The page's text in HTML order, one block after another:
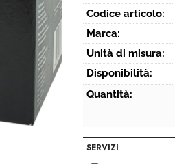
Codice articolo:
Marca:
Unità di misura:
Disponibilità:
Quantità:
SERVIZI